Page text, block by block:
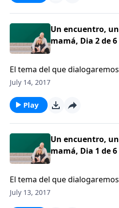
Un encuentro,
mamá, Dia 2 de 6
El tema del que
responder a la pregunta: ¿Y
trabajó por varios años en la
decisión heroica de
July 14, 2017
Play
Un encuentro,
mamá, Dia 1 de 6
El tema del que
responder a la pregunta: ¿Y
July 13, 2017